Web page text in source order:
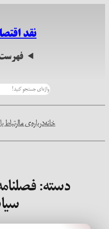
نقد
خانهدرباره‌ی ماارتباط
دسته: